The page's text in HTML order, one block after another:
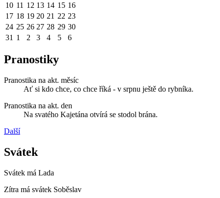
10 11 12 13 14 15 16
17 18 19 20 21 22 23
24 25 26 27 28 29 30
31 1 2 3 4 5 6
Pranostiky
Pranostika na akt. měsíc
Ať si kdo chce, co chce říká - v srpnu ještě do rybníka.
Pranostika na akt. den
Na svatého Kajetána otvírá se stodol brána.
Další
Svátek
Svátek má Lada
Zítra má svátek Soběslav